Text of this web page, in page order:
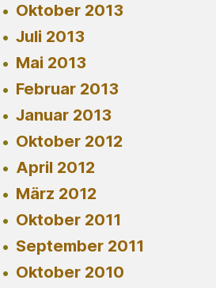
Oktober 2013
Juli 2013
Mai 2013
Februar 2013
Januar 2013
Oktober 2012
April 2012
März 2012
Oktober 2011
September 2011
Oktober 2010